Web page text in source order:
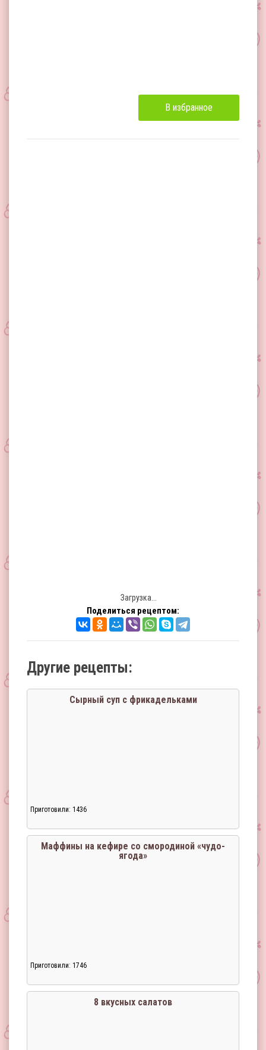
В избранное
Загрузка...
Поделиться рецептом:
Другие рецепты:
Сырный суп с фрикадельками
Приготовили: 1436
Маффины на кефире со смородиной «чудо-
ягода»
Приготовили: 1746
8 вкусных салатов